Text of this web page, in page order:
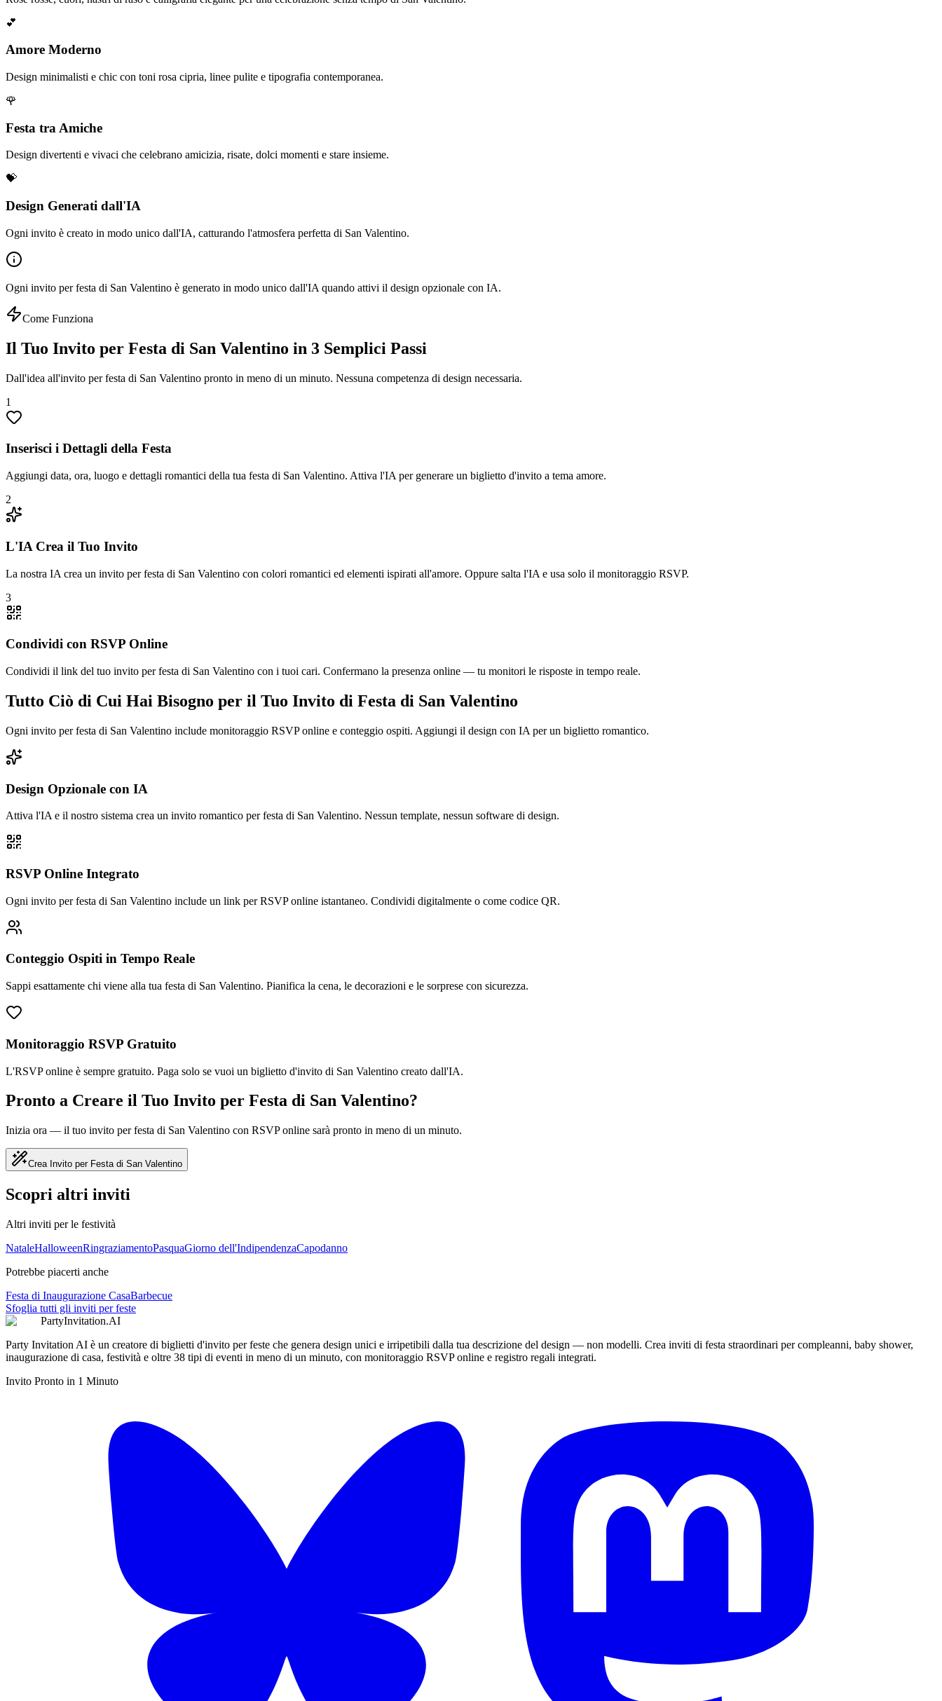
💕
Amore Moderno
Design minimalisti e chic con toni rosa cipria, linee pulite e tipografia contemporanea.
🌹
Festa tra Amiche
Design divertenti e vivaci che celebrano amicizia, risate, dolci momenti e stare insieme.
💝
Design Generati dall'IA
Ogni invito è creato in modo unico dall'IA, catturando l'atmosfera perfetta di San Valentino.
Ogni invito per festa di San Valentino è generato in modo unico dall'IA quando attivi il design opzionale con IA.
Come Funziona
Il Tuo Invito per Festa di San Valentino in 3 Semplici Passi
Dall'idea all'invito per festa di San Valentino pronto in meno di un minuto. Nessuna competenza di design necessaria.
1
Inserisci i Dettagli della Festa
Aggiungi data, ora, luogo e dettagli romantici della tua festa di San Valentino. Attiva l'IA per generare un biglietto d'invito a tema amore.
2
L'IA Crea il Tuo Invito
La nostra IA crea un invito per festa di San Valentino con colori romantici ed elementi ispirati all'amore. Oppure salta l'IA e usa solo il monitoraggio RSVP.
3
Condividi con RSVP Online
Condividi il link del tuo invito per festa di San Valentino con i tuoi cari. Confermano la presenza online — tu monitori le risposte in tempo reale.
Tutto Ciò di Cui Hai Bisogno per il Tuo Invito di Festa di San Valentino
Ogni invito per festa di San Valentino include monitoraggio RSVP online e conteggio ospiti. Aggiungi il design con IA per un biglietto romantico.
Design Opzionale con IA
Attiva l'IA e il nostro sistema crea un invito romantico per festa di San Valentino. Nessun template, nessun software di design.
RSVP Online Integrato
Ogni invito per festa di San Valentino include un link per RSVP online istantaneo. Condividi digitalmente o come codice QR.
Conteggio Ospiti in Tempo Reale
Sappi esattamente chi viene alla tua festa di San Valentino. Pianifica la cena, le decorazioni e le sorprese con sicurezza.
Monitoraggio RSVP Gratuito
L'RSVP online è sempre gratuito. Paga solo se vuoi un biglietto d'invito di San Valentino creato dall'IA.
Pronto a Creare il Tuo Invito per Festa di San Valentino?
Inizia ora — il tuo invito per festa di San Valentino con RSVP online sarà pronto in meno di un minuto.
Crea Invito per Festa di San Valentino
Scopri altri inviti
Altri inviti per le festività
NataleHalloweenRingraziamentoPasquaGiorno dell'IndipendenzaCapodanno
Potrebbe piacerti anche
Festa di Inaugurazione CasaBarbecue
Sfoglia tutti gli inviti per feste
PartyInvitation.AI
Party Invitation AI è un creatore di biglietti d'invito per feste che genera design unici e irripetibili dalla tua descrizione del design — non modelli. Crea inviti di festa straordinari per compleanni, baby shower,
inaugurazione di casa, festività e oltre 38 tipi di eventi in meno di un minuto, con monitoraggio RSVP online e registro regali integrati.
Invito Pronto in 1 Minuto